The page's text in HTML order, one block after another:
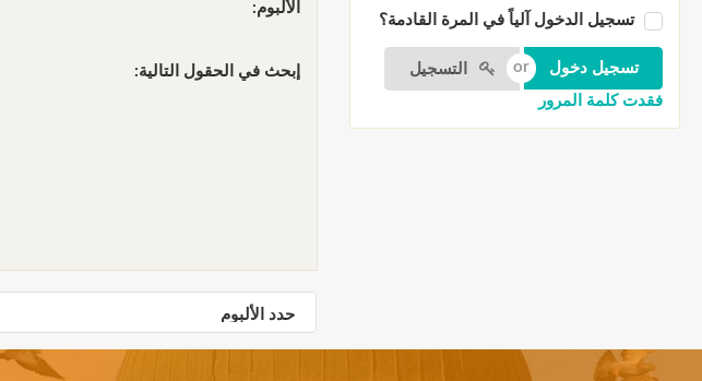
تسجيل الدخول آلياً في المرة القادمة؟
التسجيل
فقدت كلمة المرور
الألبوم:
إبحث في الحقول التالية: